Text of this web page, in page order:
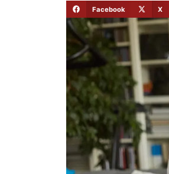
Facebook X